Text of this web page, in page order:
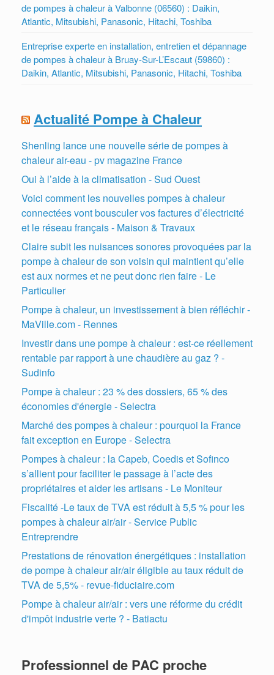
de pompes à chaleur à Valbonne (06560) : Daikin,
Atlantic, Mitsubishi, Panasonic, Hitachi, Toshiba
Entreprise experte en installation, entretien et dépannage
de pompes à chaleur à Bruay-Sur-L’Escaut (59860) :
Daikin, Atlantic, Mitsubishi, Panasonic, Hitachi, Toshiba
Actualité Pompe à Chaleur
Shenling lance une nouvelle série de pompes à
chaleur air-eau - pv magazine France
Oui à l’aide à la climatisation - Sud Ouest
Voici comment les nouvelles pompes à chaleur
connectées vont bousculer vos factures d’électricité
et le réseau français - Maison & Travaux
Claire subit les nuisances sonores provoquées par la
pompe à chaleur de son voisin qui maintient qu’elle
est aux normes et ne peut donc rien faire - Le
Particulier
Pompe à chaleur, un investissement à bien réfléchir -
MaVille.com - Rennes
Investir dans une pompe à chaleur : est-ce réellement
rentable par rapport à une chaudière au gaz ? -
Sudinfo
Pompe à chaleur : 23 % des dossiers, 65 % des
économies d'énergie - Selectra
Marché des pompes à chaleur : pourquoi la France
fait exception en Europe - Selectra
Pompes à chaleur : la Capeb, Coedis et Sofinco
s’allient pour faciliter le passage à l’acte des
propriétaires et aider les artisans - Le Moniteur
Fiscalité -Le taux de TVA est réduit à 5,5 % pour les
pompes à chaleur air/air - Service Public
Entreprendre
Prestations de rénovation énergétiques : installation
de pompe à chaleur air/air éligible au taux réduit de
TVA de 5,5% - revue-fiduciaire.com
Pompe à chaleur air/air : vers une réforme du crédit
d'impôt industrie verte ? - Batiactu
Professionnel de PAC proche